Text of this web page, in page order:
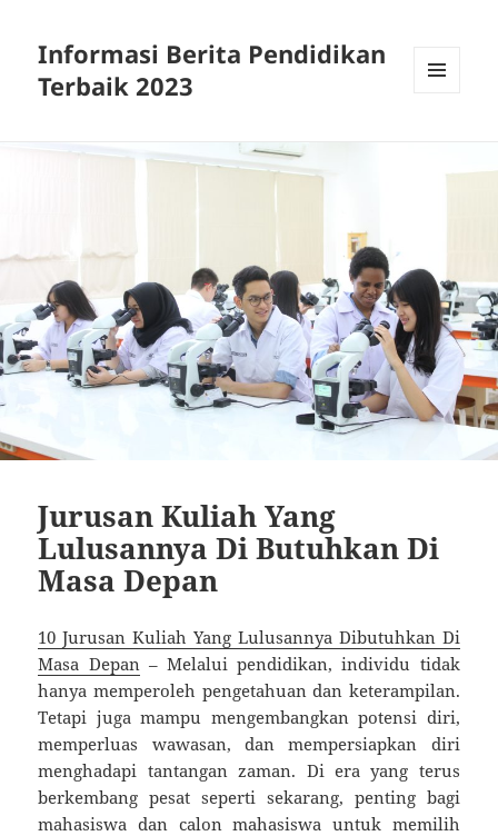
Informasi Berita Pendidikan
Terbaik 2023
Jurusan Kuliah Yang
Lulusannya Di Butuhkan Di
Masa Depan
10 Jurusan Kuliah Yang Lulusannya Dibutuhkan Di
Masa Depan – Melalui pendidikan, individu tidak
hanya memperoleh pengetahuan dan keterampilan.
Tetapi juga mampu mengembangkan potensi diri,
memperluas wawasan, dan mempersiapkan diri
menghadapi tantangan zaman. Di era yang terus
berkembang pesat seperti sekarang, penting bagi
mahasiswa dan calon mahasiswa untuk memilih